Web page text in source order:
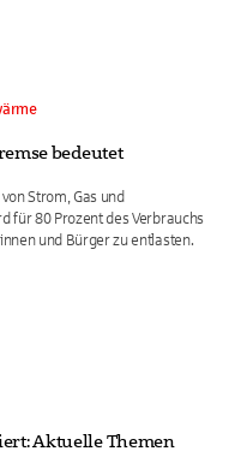
bedeutet
Strom, Gas und
für 80 Prozent des Verbrauchs
und Bürger zu entlasten.
Aktuelle Themen